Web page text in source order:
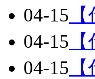
04-15
04-15
04-15